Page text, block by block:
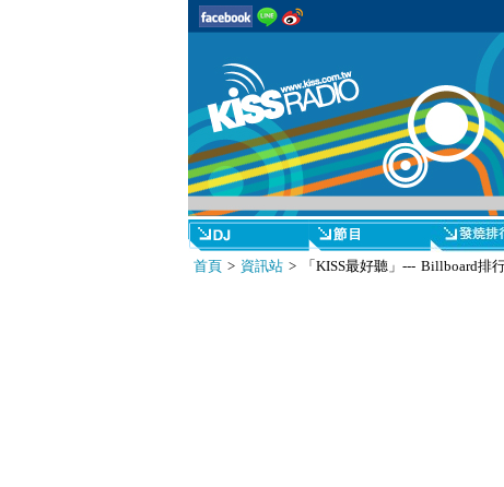
首頁> 資訊站> 「KISS最好聽」--- Billboard排